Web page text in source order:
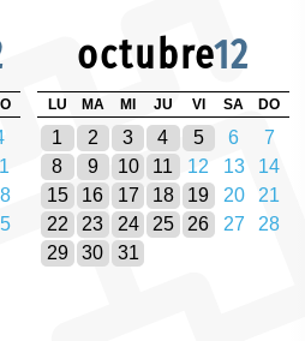
octubre12
LU MA MI JU VI SA DO
1 2 3 4 5 6
7
8
9 10 11 12 13
14
15
16 17 18 19 20
21
22
23 24 25 26 27
28
29
30 31